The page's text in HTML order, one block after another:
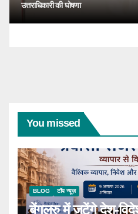
उत्तराधिकारी की घोषणा
You missed
BLOG टॉप न्यूज़
बेंगलूरु में जुटेंगे देश-